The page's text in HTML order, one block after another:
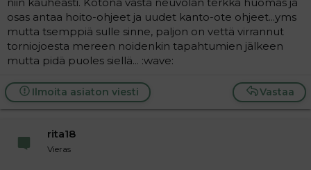
osas antaa hoito-ohjeet ja uudet kanto-ote ohjeet...yms
mutta tsemppiä sulle sinne, paljon on vettä virrannut
torniojoesta mereen noidenkin tapahtumien jälkeen
mutta pidä puoles siellä... :wave:
Vastaa
Ilmoita asiaton viesti
rita18
Vieras